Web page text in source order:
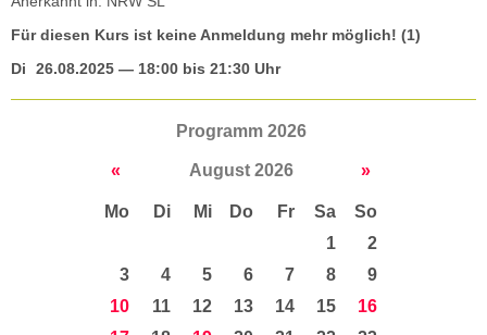
Für diesen Kurs ist keine Anmeldung mehr möglich! (1)
Di
26.08.2025 — 18:00 bis 21:30 Uhr
Programm 2026
« August 2026 »
Mo Di Mi Do Fr Sa
So
1
2
3
4 5 6 7 8
9
10
11 12 13 14 15
16